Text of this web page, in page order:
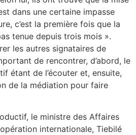
dans une certaine impasse
c’est la première fois que la
tenue depuis trois mois ».
les autres signataires de
de rencontrer, d’abord, le
étant de l’écouter et, ensuite,
de la médiation pour faire
le ministre des Affaires
internationale, Tiebilé